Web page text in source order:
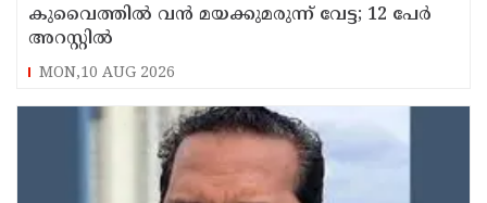
കുവൈത്തില്‍ വന്‍ മയക്കുമരുന്ന് വേട്ട; 12 പേര്‍
അറസ്റ്റില്‍
MON,10 AUG 2026